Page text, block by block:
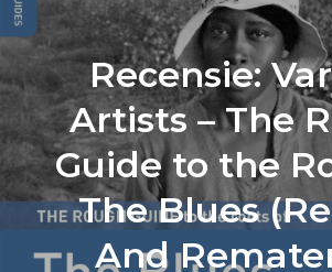
Recensie:
Artists – The
Guide to the
The Blues
And